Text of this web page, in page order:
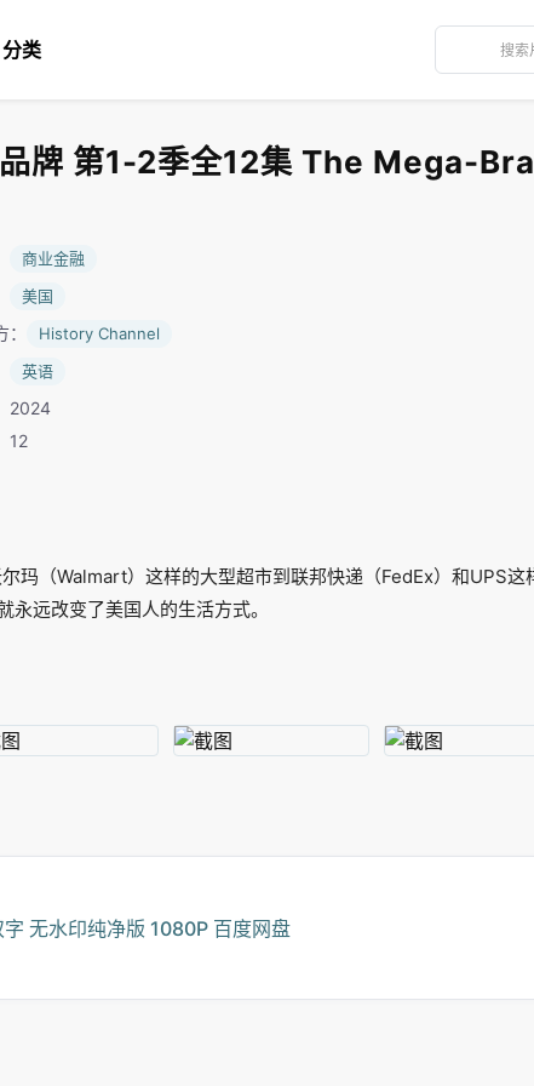
分类
品牌 第1-2季全12集 The Mega-
商业金融
美国
History Channel
英语
2024
12
玛（Walmart）这样的大型超市到联邦快递（FedEx）和UPS这
远改变了美国人的生活方式。
无水印纯净版 1080P 百度网盘